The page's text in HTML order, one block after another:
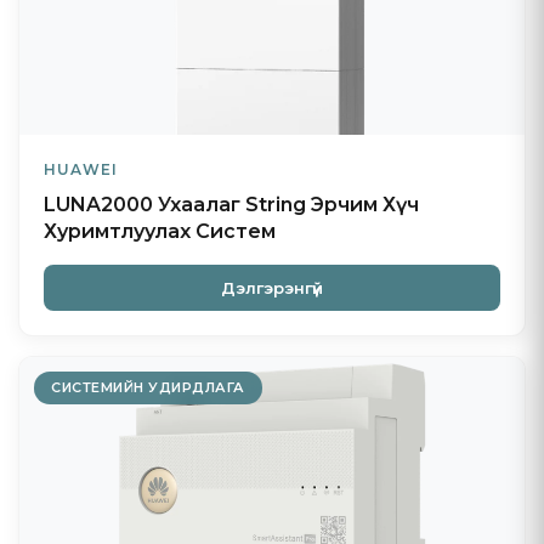
HUAWEI
LUNA2000 Ухаалаг String Эрчим Хүч
Хуримтлуулах Систем
Дэлгэрэнгүй
СИСТЕМИЙН УДИРДЛАГА
13.2 Таны үргэлжлүүлэн ашиглах
үргэлжлүүлэн ашиглах нь шинэчилсэн Нууцлалын бодлогыг
хүлээн зөвшөөрсөнд тооцогдоно.
14. Бидэнтэй холбоо барих
Хэрэв танд энэхүү Нууцлалын бодлого эсвэл манай
зовоосон зүйл, хүсэлт байвал бидэнтэй холбогдоно уу:
Клийн Ресурс Девелопмент ХХК
Ерөнхий лавлагаа: